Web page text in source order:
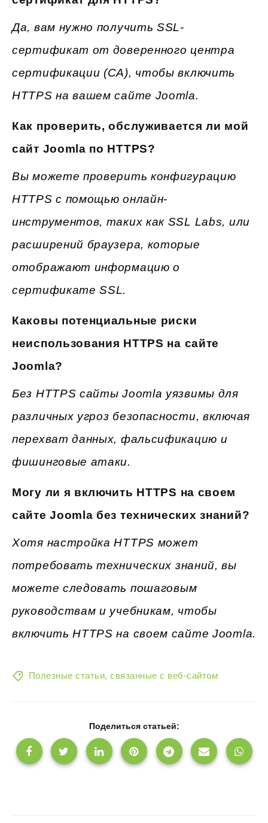
Да, вам нужно получить SSL-
сертификат от доверенного центра
сертификации (CA), чтобы включить
HTTPS на вашем сайте Joomla.
Как проверить, обслуживается ли мой
сайт Joomla по HTTPS?
Вы можете проверить конфигурацию
HTTPS с помощью онлайн-
инструментов, таких как SSL Labs, или
расширений браузера, которые
отображают информацию о
сертификате SSL.
Каковы потенциальные риски
неиспользования HTTPS на сайте
Joomla?
Без HTTPS сайты Joomla уязвимы для
различных угроз безопасности, включая
перехват данных, фальсификацию и
фишинговые атаки.
Могу ли я включить HTTPS на своем
сайте Joomla без технических знаний?
Хотя настройка HTTPS может
потребовать технических знаний, вы
можете следовать пошаговым
руководствам и учебникам, чтобы
включить HTTPS на своем сайте Joomla.
Полезные статьи, связанные с веб-сайтом
Поделиться статьей: